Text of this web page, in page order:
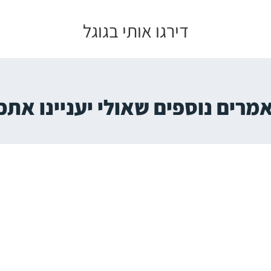
דירגו אותי בגוגל
נוספיםשאולי יעניינו